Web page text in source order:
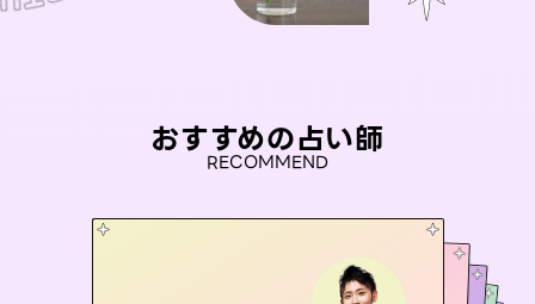
おすすめの占い師
RECOMMEND